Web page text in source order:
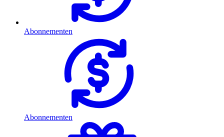
Abonnementen
Abonnementen